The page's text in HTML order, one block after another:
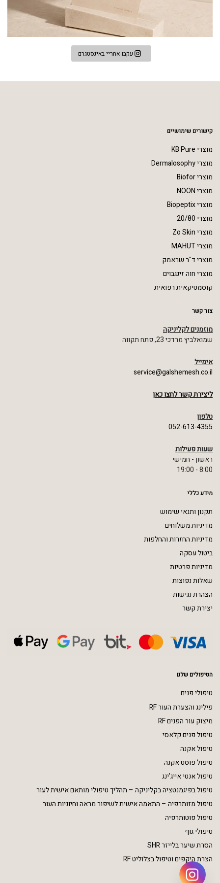
עקבו אחריי באינסטגרם
קישורים שימושיים
מוצרי KB Pure
מוצרי Dermalosophy
מוצרי Biofor
מוצרי NOON
מוצרי Biopeptix
מוצרי 20/80
מוצרי Zo Skin
מוצרי MAHUT
מוצרי ד"ר שראמק
מוצרי חוה זינגבוים
קוסמטיקאית רפואית
צור קשר
מוזמנים לקליניקה
שמואלביץ מרדכי 23, פתח תקווה
אימייל
service@galshemesh.co.il
ליצירת קשר לחצו כאן
טלפון
052-613-4355
שעות פעילות
ראשון - חמישי
8:00 - 19:00
מידע כללי
תקנון ותנאי שימוש
מדיניות משלוחים
מדיניות החזרות והחלפות
ביטול עסקה
מדיניות פרטיות
שאלות נפוצות
הצהרת נגישות
יצירת קשר
הטיפולים שלנו
טיפולי פנים
פילינג והצערת העור RF
מיצוק עור הפנים RF
טיפול פנים קלאסי
טיפול אקנה
טיפול פוסט אקנה
טיפול אנטי אייג’ינג
טיפול בפיגמנטציה בקליניקה – תהליך טיפולי מותאם אישית לעור
טיפול מזותרפיה – התאמה אישית לשיפור מראה וחיוניות העור
טיפול פוטותרפיה
טיפולי גוף
הסרת שיער בלייזר SHR
הצרת היקפים וטיפול בצלוליט RF